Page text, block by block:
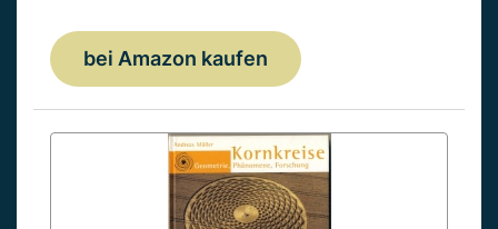
bei Amazon kaufen